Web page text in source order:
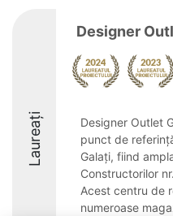
Laureați
Designer
Designer Outlet
punct de
Galați, fiind
Constructorilor
Acest centru de
numeroase